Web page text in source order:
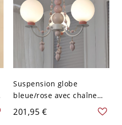
Suspension globe
bleue/rose avec chaîne
réglable - 3 Rose 110 V-
120 V
201,95 €